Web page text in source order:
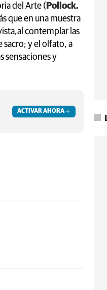
del Arte ( Pollock,
que en una muestra
contemplar las
sacro; y el olfato, a
sensaciones y
ACTIVAR AHORA